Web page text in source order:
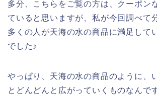
多分、こちらをご覧の方は、クーポン
ていると思いますが、私が今回調べて
多くの人が天海の水の商品に満足して
でした♪
やっぱり、天海の水の商品のように、
とどんどんと広がっていくものなんで